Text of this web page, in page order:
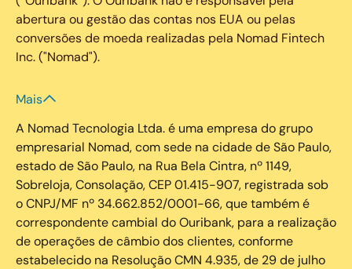
abertura ou gestão das contas nos EUA ou pelas
conversões de moeda realizadas pela Nomad Fintech
Inc. ("Nomad").
Mais
A Nomad Tecnologia Ltda. é uma empresa do grupo
empresarial Nomad, com sede na cidade de São Paulo,
estado de São Paulo, na Rua Bela Cintra, nº 1149,
Sobreloja, Consolação, CEP 01.415-907, registrada sob
o CNPJ/MF nº 34.662.852/0001-66, que também é
correspondente cambial do Ouribank, para a realização
de operações de câmbio dos clientes, conforme
estabelecido na Resolução CMN 4.935, de 29 de julho